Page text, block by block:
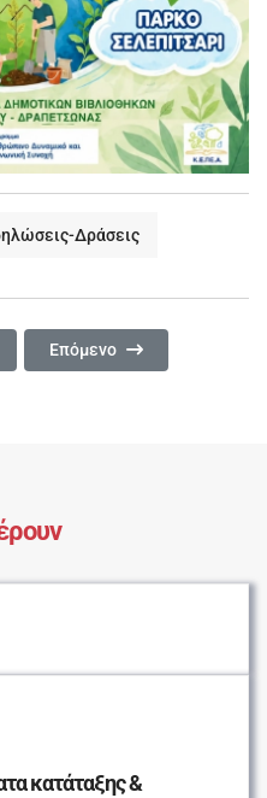
Δράσεις
Ο ΔΗΜΟΣ ΚΕΡΑΤΣΙΝΙΟΥ –
Επόμενο Άρθρο:
Επόμενο
ΜΑΣ
κατάταξης &